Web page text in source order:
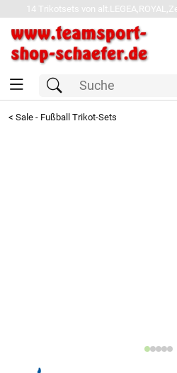
14 Trikotsets von
< Sale - Fußball Trikot-Sets